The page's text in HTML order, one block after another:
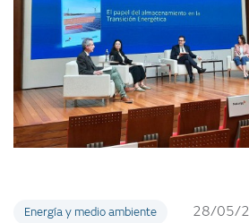
Energía y medio ambiente 28/05/